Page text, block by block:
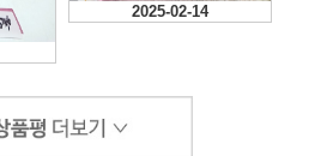
2025-02-14